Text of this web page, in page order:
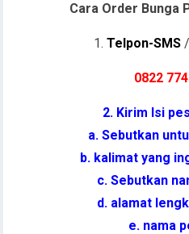
Cara Order Bunga
1. Telpon-SMS/
0822
2. Kirim Isi
a. Sebutkan
b. kalimat yang
c. Sebutkan
d. alamat
e. nama